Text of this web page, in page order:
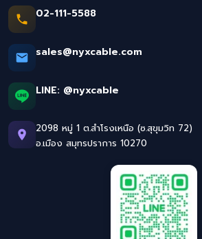
02-111-5588
sales@nyxcable.com
LINE: @nyxcable
2098 หมู่ 1 ต.สำโรงเหนือ (ซ.สุขุมวิท 72)
อ.เมือง สมุทรปราการ 10270